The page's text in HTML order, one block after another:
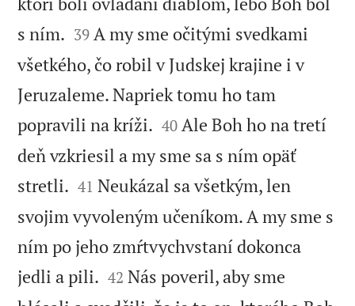
s ním. 

39 A my sme očitými svedkami
všetkého, čo robil v Judskej krajine i v
Jeruzaleme. Napriek tomu ho tam
popravili na kríži. 

40 Ale Boh ho na tretí
deň vzkriesil a my sme sa s ním opäť
stretli. 

41 Neukázal sa všetkým, len
svojim vyvoleným učeníkom. A my sme s
ním po jeho zmŕtvychvstaní dokonca
jedli a pili. 

42 Nás poveril, aby sme